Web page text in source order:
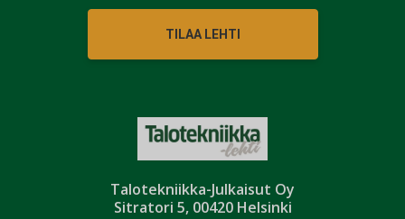
Talotekniikka-Julkaisut Oy
Sitratori 5, 00420 Helsinki
TILAA LEHTI